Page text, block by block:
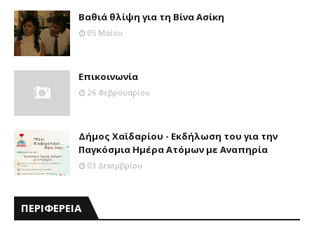
Βαθιά θλίψη για τη Βίνα Ασίκη
05 Μαΐου
Επικοινωνία
26 Φεβρουαρίου
Δήμος Χαϊδαρίου - Εκδήλωση του για την
Παγκόσμια Ημέρα Ατόμων με Αναπηρία
03 Δεκεμβρίου
ΠΕΡΙΦΕΡΕΙΑ